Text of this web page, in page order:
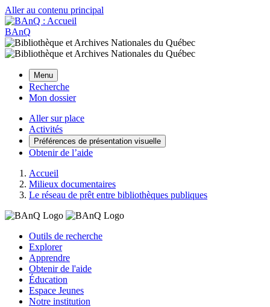
Aller au contenu principal
BAnQ
Menu
Recherche
Mon dossier
Aller sur place
Activités
Préférences de présentation visuelle
Obtenir de l’aide
Accueil
Milieux documentaires
Le réseau de prêt entre bibliothèques publiques
Outils de recherche
Explorer
Apprendre
Obtenir de l'aide
Éducation
Espace Jeunes
Notre institution